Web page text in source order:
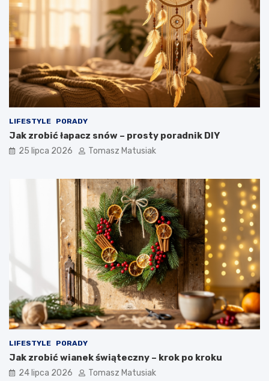
LIFESTYLE PORADY
Jak zrobić łapacz snów – prosty poradnik DIY
25 lipca 2026 Tomasz Matusiak
LIFESTYLE PORADY
Jak zrobić wianek świąteczny – krok po kroku
24 lipca 2026 Tomasz Matusiak